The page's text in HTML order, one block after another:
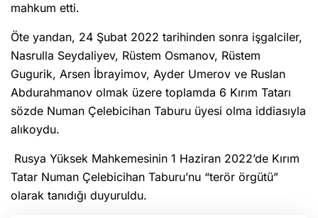
mahkum etti.
Öte yandan, 24 Şubat 2022 tarihinden sonra işgalciler,
Nasrulla Seydaliyev, Rüstem Osmanov, Rüstem
Gugurik, Arsen İbrayimov, Ayder Umerov ve Ruslan
Abdurahmanov olmak üzere toplamda 6 Kırım Tatarı
sözde Numan Çelebicihan Taburu üyesi olma iddiasıyla
alıkoydu.
Rusya Yüksek Mahkemesinin 1 Haziran 2022’de Kırım
Tatar Numan Çelebicihan Taburu’nu “terör örgütü”
olarak tanıdığı duyuruldu.